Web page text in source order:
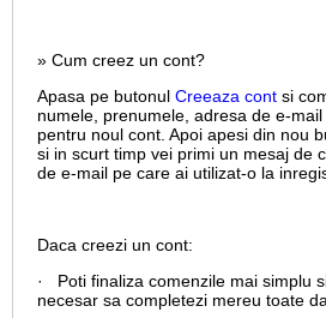
» Cum creez un cont?
Apasa pe butonul Creeaza cont si
numele, prenumele, adresa de e-
pentru noul cont. Apoi apesi din nou
si in scurt timp vei primi un mesaj de
de e-mail pe care ai utilizat-o la
Daca creezi un cont:
· Poti finaliza comenzile mai simplu
necesar sa completezi mereu toate